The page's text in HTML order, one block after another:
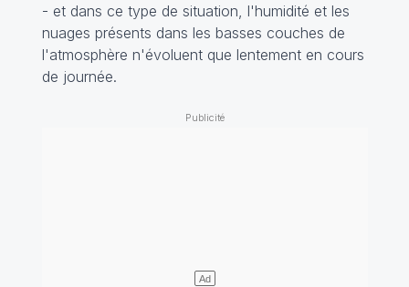
- et dans ce type de situation, l'humidité et les
nuages présents dans les basses couches de
l'atmosphère n'évoluent que lentement en cours
de journée.